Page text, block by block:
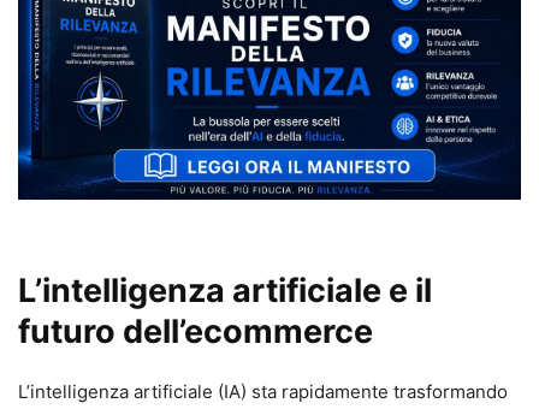
L’intelligenza artificiale e il
futuro dell’ecommerce
L’intelligenza artificiale (IA) sta rapidamente trasformando